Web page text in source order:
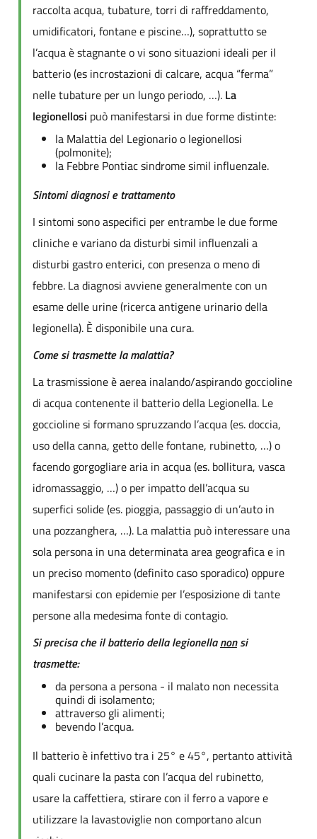
raccolta acqua, tubature, torri di raffreddamento,
umidificatori, fontane e piscine…), soprattutto se
l’acqua è stagnante o vi sono situazioni ideali per il
batterio (es incrostazioni di calcare, acqua “ferma”
nelle tubature per un lungo periodo, …). La
legionellosi può manifestarsi in due forme distinte:
la Malattia del Legionario o legionellosi
(polmonite);
la Febbre Pontiac sindrome simil influenzale.
Sintomi diagnosi e trattamento
I sintomi sono aspecifici per entrambe le due forme
cliniche e variano da disturbi simil influenzali a
disturbi gastro enterici, con presenza o meno di
febbre. La diagnosi avviene generalmente con un
esame delle urine (ricerca antigene urinario della
legionella). È disponibile una cura.
Come si trasmette la malattia?
La trasmissione è aerea inalando/aspirando goccioline
di acqua contenente il batterio della Legionella. Le
goccioline si formano spruzzando l’acqua (es. doccia,
uso della canna, getto delle fontane, rubinetto, …) o
facendo gorgogliare aria in acqua (es. bollitura, vasca
idromassaggio, …) o per impatto dell’acqua su
superfici solide (es. pioggia, passaggio di un’auto in
una pozzanghera, …). La malattia può interessare una
sola persona in una determinata area geografica e in
un preciso momento (definito caso sporadico) oppure
manifestarsi con epidemie per l’esposizione di tante
persone alla medesima fonte di contagio.
Si precisa che il batterio della legionellanonsi
trasmette:
da persona a persona - il malato non necessita
quindi di isolamento;
attraverso gli alimenti;
bevendo l’acqua.
Il batterio è infettivo tra i 25° e 45°, pertanto attività
quali cucinare la pasta con l’acqua del rubinetto,
usare la caffettiera, stirare con il ferro a vapore e
utilizzare la lavastoviglie non comportano alcun